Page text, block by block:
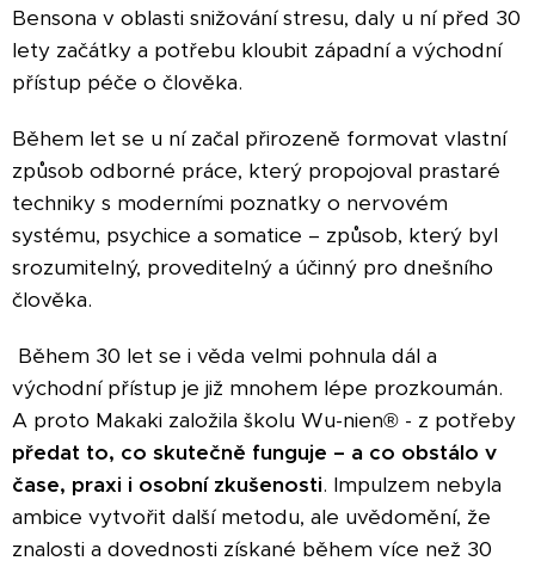
Bensona v oblasti snižování stresu, daly u ní před 30
lety začátky a potřebu kloubit západní a východní
přístup péče o člověka.
Během let se u ní začal přirozeně formovat vlastní
způsob odborné práce, který propojoval prastaré
techniky s moderními poznatky o nervovém
systému, psychice a somatice – způsob, který byl
srozumitelný, proveditelný a účinný pro dnešního
člověka.
Během 30 let se i věda velmi pohnula dál a
východní přístup je již mnohem lépe prozkoumán.
A proto Makaki založila školu Wu-nien® - z potřeby
předat to, co skutečně funguje – a co obstálo v
čase, praxi i osobní zkušenosti. Impulzem nebyla
ambice vytvořit další metodu, ale uvědomění, že
znalosti a dovednosti získané během více než 30